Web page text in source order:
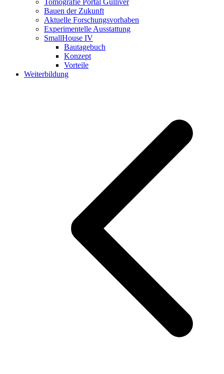
Tomografie Portal Gulliver
Bauen der Zukunft
Aktuelle Forschungsvorhaben
Experimentelle Ausstattung
SmallHouse IV
Bautagebuch
Konzept
Vorteile
Weiterbildung